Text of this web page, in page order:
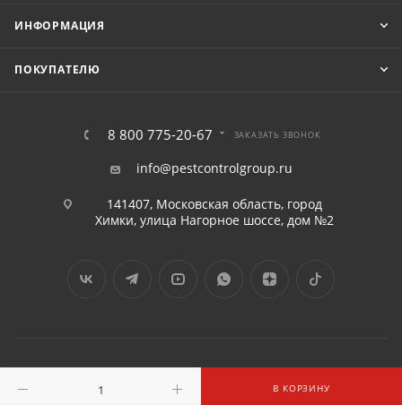
В КОРЗИНУ
ИНФОРМАЦИЯ
ПОКУПАТЕЛЮ
8 800 775-20-67 ЗАКАЗАТЬ ЗВОНОК
info@pestcontrolgroup.ru
141407, Московская область, город
Химки, улица Нагорное шоссе, дом №2
2016 - 2026 © «ПЕСТКОНТРОЛГРУПП» ООО